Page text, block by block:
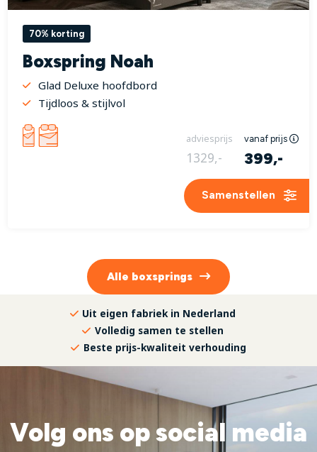
70% korting
Boxspring Noah
Glad Deluxe hoofdbord
Tijdloos & stijlvol
adviesprijs vanaf prijs
1329,- 399,-
Samenstellen
Alle boxsprings
Uit eigen fabriek in Nederland
Volledig samen te stellen
Beste prijs-kwaliteit verhouding
Volg ons op social media